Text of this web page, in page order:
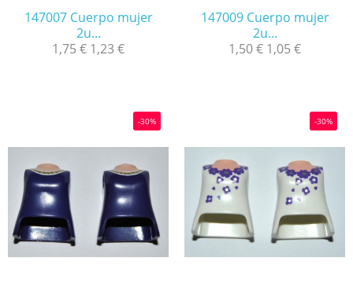
147007 Cuerpo mujer
2u...
1,75 € 1,23 €
147009 Cuerpo mujer
2u...
1,50 € 1,05 €
-30% -30%